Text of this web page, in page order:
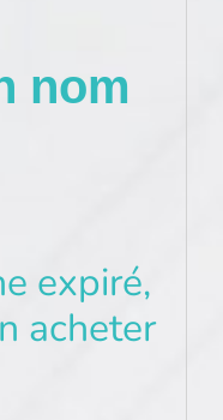
nom
expiré,
acheter